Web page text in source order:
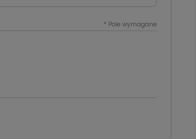
* Pole wymagane